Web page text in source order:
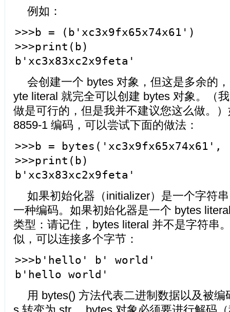
例如：
>>>b = (b'xc3x9fx65x74x61')
>>>print(b)
b'xc3x83xc2x9feta'
会创建一个 bytes 对象，但这是多余的
yte literal 就完全可以创建 bytes 对象。（
做是可行的，但是我并不建议您这么做。
8859-1 编码，可以尝试下面的做法：
>>>b =
>>>print(b)
b'xc3x83xc2x9feta'
如果初始化器（initializer）是一个字符
一种编码。如果初始化器是一个 bytes
类型：请记住，bytes literal 并不是字符串
似，可以连接多个字节：
>>>b'hello' b' world'
b'hello world'
用 bytes() 方法代表二进制数据以及被